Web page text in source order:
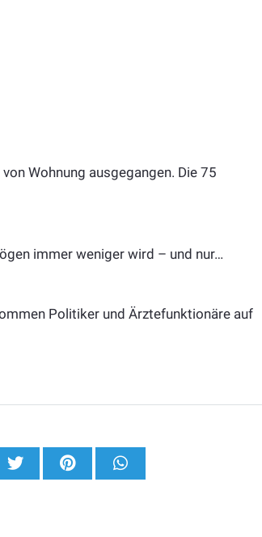
Wohnung ausgegangen. Die 75
immer weniger wird – und nur…
Politiker und Ärztefunktionäre auf